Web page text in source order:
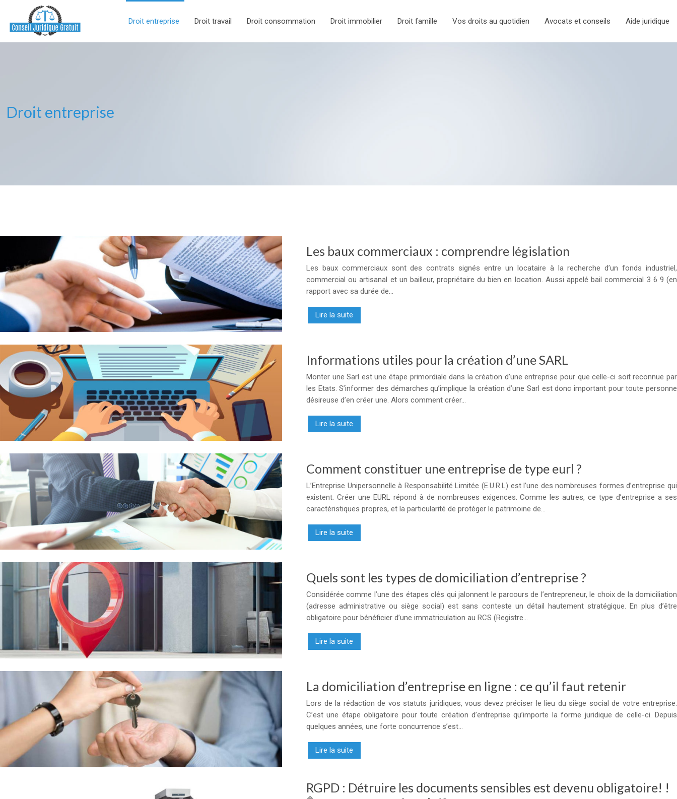
Droit entreprise Droit travail Droit consommation Droit immobilier Droit famille Vos droits au quotidien Avocats et conseils Aide juridique
Droit entreprise
Les baux commerciaux : comprendre législation
Les baux commerciaux sont des contrats signés entre un locataire à la recherche d’un fonds industriel,
commercial ou artisanal et un bailleur, propriétaire du bien en location. Aussi appelé bail commercial 3 6 9 (en
rapport avec sa durée de…
Lire la suite
Informations utiles pour la création d’une SARL
Monter une Sarl est une étape primordiale dans la création d’une entreprise pour que celle-ci soit reconnue par
les Etats. S’informer des démarches qu’implique la création d’une Sarl est donc important pour toute personne
désireuse d’en créer une. Alors comment créer…
Lire la suite
Comment constituer une entreprise de type eurl ?
L’Entreprise Unipersonnelle à Responsabilité Limitée (E.U.R.L) est l’une des nombreuses formes d’entreprise qui
existent. Créer une EURL répond à de nombreuses exigences. Comme les autres, ce type d’entreprise a ses
caractéristiques propres, et la particularité de protéger le patrimoine de…
Lire la suite
Quels sont les types de domiciliation d’entreprise ?
Considérée comme l’une des étapes clés qui jalonnent le parcours de l’entrepreneur, le choix de la domiciliation
(adresse administrative ou siège social) est sans conteste un détail hautement stratégique. En plus d’être
obligatoire pour bénéficier d’une immatriculation au RCS (Registre…
Lire la suite
La domiciliation d’entreprise en ligne : ce qu’il faut retenir
Lors de la rédaction de vos statuts juridiques, vous devez préciser le lieu du siège social de votre entreprise.
C’est une étape obligatoire pour toute création d’entreprise qu’importe la forme juridique de celle-ci. Depuis
quelques années, une forte concurrence s’est…
Lire la suite
RGPD : Détruire les documents sensibles est devenu obligatoire! !